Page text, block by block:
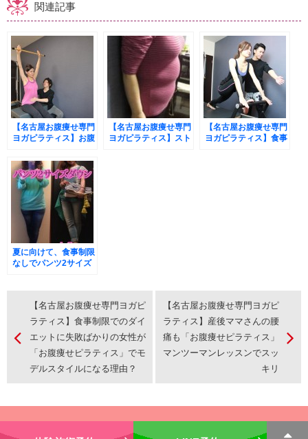
関連記事
【名古屋お腹痩せ専門
ヨガピラティス】お腹
一のお腹痩せ専門ピラ
ティスの秘密を大公
開！
【名古屋お腹痩せ専門
ヨガピラティス】スト
【名古屋お腹痩せ専門
ヨガピラティス】食事
夏に向けて、食事制限
なしでパンツ2サイズ
【名古屋お腹痩せ専門ヨガピ
ラティス】食事制限でのダイ
エットに失敗ばかりの女性が
「お腹痩せピラティス」でモ
デルスタイルになる理由？
【名古屋お腹痩せ専門ヨガピ
ラティス】産後ママさんの腰
痛も「お腹痩せピラティス」
マンツーマンレッスンでスッ
キリ